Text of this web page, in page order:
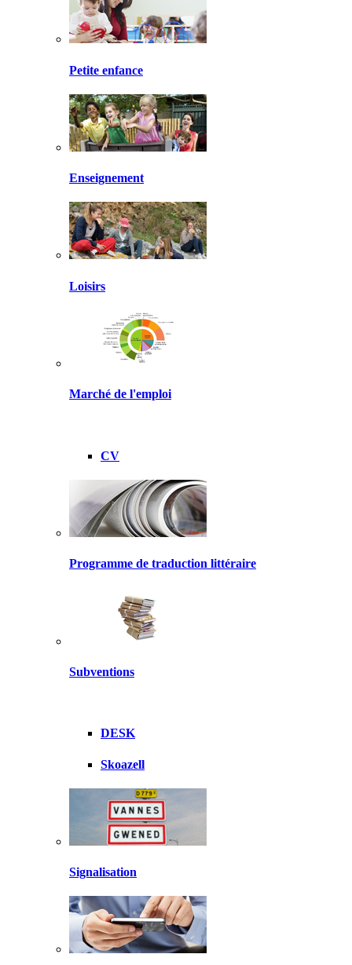
Petite enfance
Enseignement
Loisirs
Marché de l'emploi
CV
Programme de traduction littéraire
Subventions
DESK
Skoazell
Signalisation